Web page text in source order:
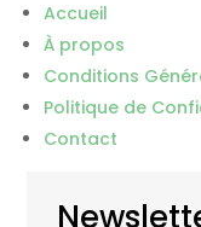
Accueil
À propos
Conditions
Politique de
Contact